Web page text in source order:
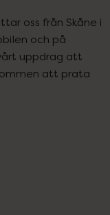
oss från Skåne i
och på
uppdrag att
att prata